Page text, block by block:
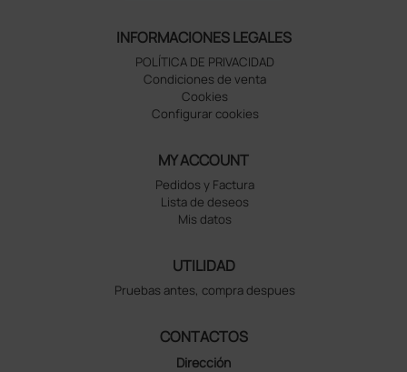
INFORMACIONES LEGALES
POLÍTICA DE PRIVACIDAD
Condiciones de venta
Cookies
Configurar cookies
MY ACCOUNT
Pedidos y Factura
Lista de deseos
Mis datos
UTILIDAD
Pruebas antes, compra despues
CONTACTOS
Dirección